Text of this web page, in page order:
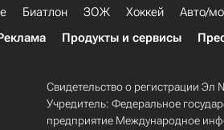
Биатлон ЗОЖ Хоккей Авто/
Продукты и сервисы
Свидетельство о регистрации
Учредитель: Федеральное
предприятие Международное